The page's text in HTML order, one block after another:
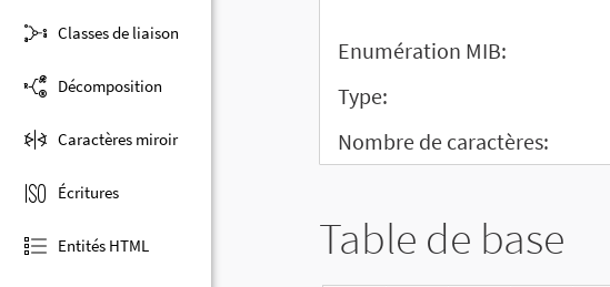
Classes de liaison
Décomposition
Caractères miroir
Écritures
Entités HTML
Enumération MIB:
Type:
Nombre de caractères:
Table de base